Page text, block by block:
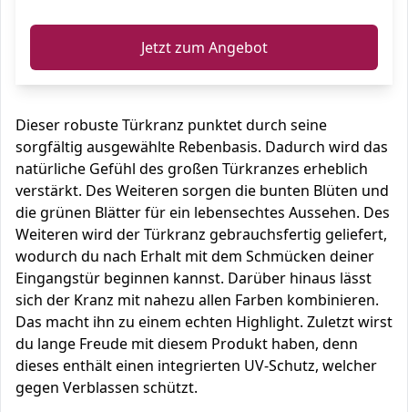
Jetzt zum Angebot
Dieser robuste Türkranz punktet durch seine
sorgfältig ausgewählte Rebenbasis. Dadurch wird das
natürliche Gefühl des großen Türkranzes erheblich
verstärkt. Des Weiteren sorgen die bunten Blüten und
die grünen Blätter für ein lebensechtes Aussehen. Des
Weiteren wird der Türkranz gebrauchsfertig geliefert,
wodurch du nach Erhalt mit dem Schmücken deiner
Eingangstür beginnen kannst. Darüber hinaus lässt
sich der Kranz mit nahezu allen Farben kombinieren.
Das macht ihn zu einem echten Highlight. Zuletzt wirst
du lange Freude mit diesem Produkt haben, denn
dieses enthält einen integrierten UV-Schutz, welcher
gegen Verblassen schützt.